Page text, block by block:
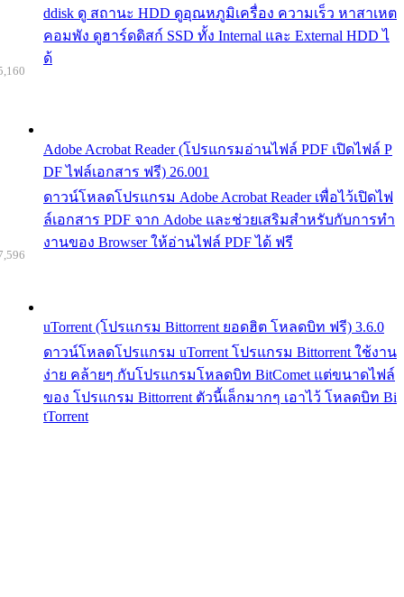
ddisk ดู สถานะ HDD ดูอุณหภูมิเครื่อง ความเร็ว หาสาเหต
คอมพัง ดูฮาร์ดดิสก์ SSD ทั้ง Internal และ External HDD ไ
ด้
Adobe Acrobat Reader (โปรแกรมอ่านไฟล์ PDF เปิดไฟล์ P
DF ไฟล์เอกสาร ฟรี) 26.001
ดาวน์โหลดโปรแกรม Adobe Acrobat Reader เพื่อไว้เปิดไฟ
ล์เอกสาร PDF จาก Adobe และช่วยเสริมสำหรับกับการทำ
งานของ Browser ให้อ่านไฟล์ PDF ได้ ฟรี
uTorrent (โปรแกรม Bittorrent ยอดฮิต โหลดบิท ฟรี) 3.6.0
ดาวน์โหลดโปรแกรม uTorrent โปรแกรม Bittorrent ใช้งาน
ง่าย คล้ายๆ กับโปรแกรมโหลดบิท BitComet แต่ขนาดไฟล์
ของ โปรแกรม Bittorrent ตัวนี้เล็กมากๆ เอาไว้ โหลดบิท Bi
tTorrent